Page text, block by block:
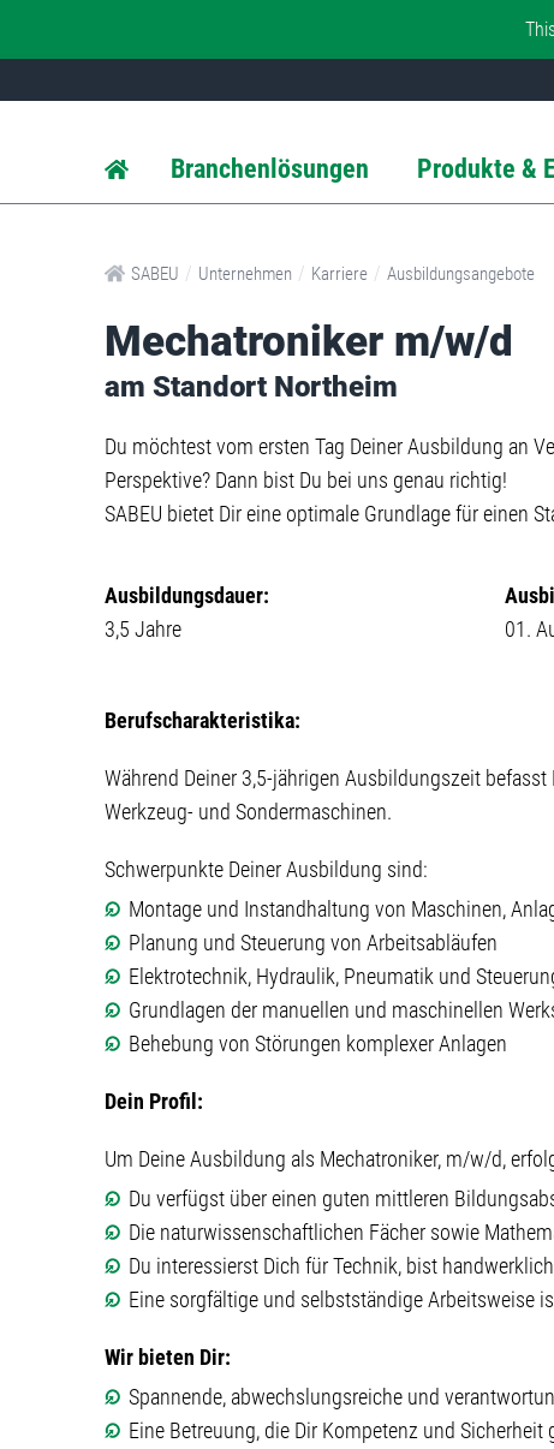
Branchenlösungen Produkte &
SABEU / Unternehmen / Karriere / Ausbildungsangebote
Mechatroniker m/w/d
am Standort Northeim
Du möchtest vom ersten Tag Deiner Ausbildung an
Perspektive? Dann bist Du bei uns genau richtig!
SABEU bietet Dir eine optimale Grundlage für einen
Ausbildungsdauer:
3,5 Jahre
01.
Berufscharakteristika:
Während Deiner 3,5-jährigen Ausbildungszeit
Werkzeug- und Sondermaschinen.
Schwerpunkte Deiner Ausbildung sind:
Montage und Instandhaltung von Maschinen,
Planung und Steuerung von Arbeitsabläufen
Elektrotechnik, Hydraulik, Pneumatik und
Grundlagen der manuellen und maschinellen
Behebung von Störungen komplexer Anlagen
Dein Profil:
Um Deine Ausbildung als Mechatroniker, m/w/d,
Du verfügst über einen guten mittleren
Die naturwissenschaftlichen Fächer sowie
Du interessierst Dich für Technik, bist
Eine sorgfältige und selbstständige Arbeitsweise
Wir bieten Dir:
Spannende, abwechslungsreiche und
Eine Betreuung, die Dir Kompetenz und Sicherheit